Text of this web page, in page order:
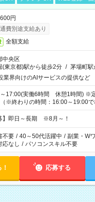
円
費別途支給あり
全額支給
中央区
(東京都)駅から徒歩2分 / 茅場町
業界向けのAIサービスの提供など
17:00(実働6時間 休憩1時間) ※
※終わりの時間：16:00～19:00で
】即日～長期 ※8月～！
不要 / 40～50代活躍中 / 副業・W
応なし / パソコンスキル不要
応募する